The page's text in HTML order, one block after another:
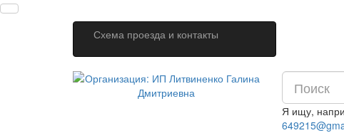
Схема проезда и контакты
Я ищу,